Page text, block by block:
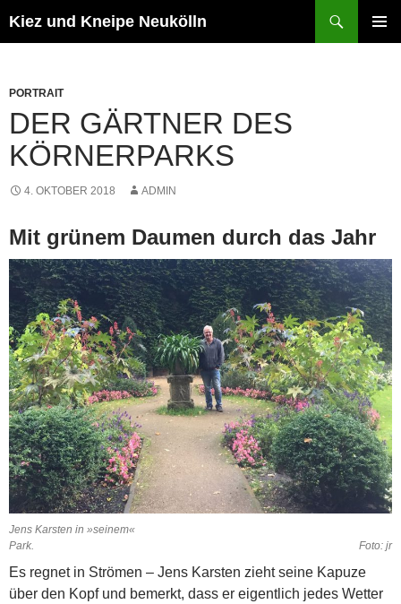
Inhalt
Kiez und Kneipe Neukölln
PORTRAIT
DER GÄRTNER DES
KÖRNERPARKS
4. OKTOBER 2018 ADMIN
Mit grünem Daumen durch das Jahr
Jens Karsten in »seinem«
Park. Foto: jr
Es regnet in Strömen – Jens Karsten zieht seine Kapuze
über den Kopf und bemerkt, dass er eigentlich jedes Wetter